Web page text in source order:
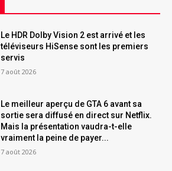
Le HDR Dolby Vision 2 est arrivé et les
téléviseurs HiSense sont les premiers
servis
7 août 2026
Le meilleur aperçu de GTA 6 avant sa
sortie sera diffusé en direct sur Netflix.
Mais la présentation vaudra-t-elle
vraiment la peine de payer...
7 août 2026